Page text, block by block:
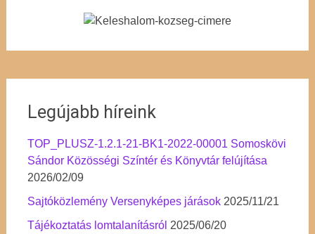
Legújabb híreink
TOP_PLUSZ-1.2.1-21-BK1-2022-00001 Somoskövi
Sándor Közösségi Színtér és Könyvtár felújítása
2026/02/09
Sajtóközlemény Versenyképes járások 2025/11/21
Tájékoztatás lomtalanításról 2025/06/20